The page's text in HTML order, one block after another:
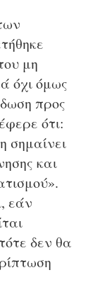
μη
όχι όμως
προς
ότι:
σημαίνει
και
εάν
δεν θα